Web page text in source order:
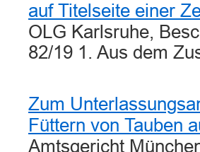
auf Titelseite einer
OLG Karlsruhe,
82/19 1. Aus dem
Zum
Füttern von Tauben
Amtsgericht